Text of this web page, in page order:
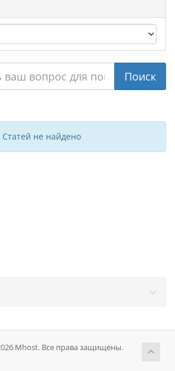
Статей не найдено
Mhost. Все права защищены.